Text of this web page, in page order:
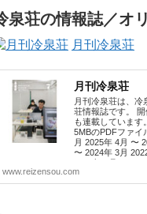
泉荘の情報誌／オ
月刊冷泉荘
月刊冷泉荘
月刊冷泉荘は、冷
荘情報誌です。
も連載しています
5MBのPDFファイ
月 2025年 4月 〜
〜 2024年 3月
2020年 4月 〜
2019年 3月 2017
2015年 4月 〜
www.reizensou.com